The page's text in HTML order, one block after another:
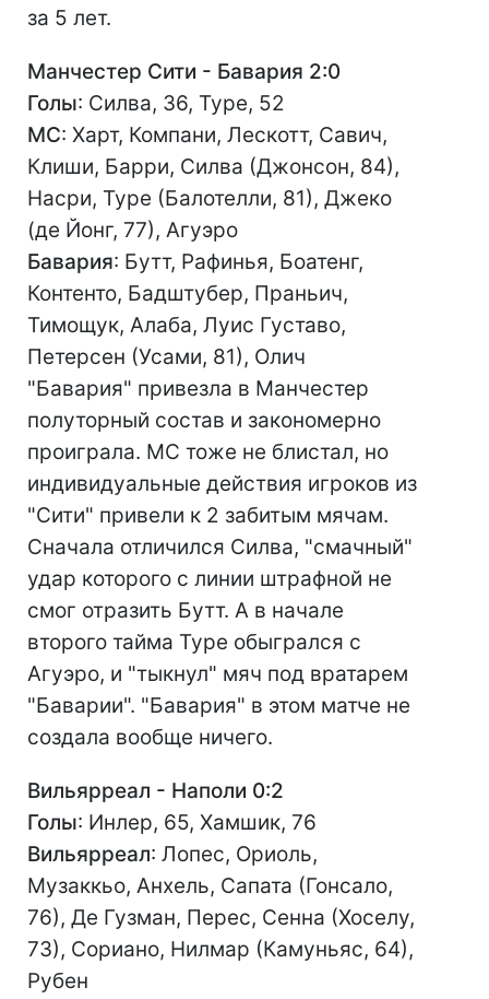
за 5 лет.
Манчестер Сити - Бавария 2:0
Голы: Силва, 36, Туре, 52
МС: Харт, Компани, Лескотт, Савич,
Клиши, Барри, Силва (Джонсон, 84),
Насри, Туре (Балотелли, 81), Джеко
(де Йонг, 77), Агуэро
Бавария: Бутт, Рафинья, Боатенг,
Контенто, Бадштубер, Праньич,
Тимощук, Алаба, Луис Густаво,
Петерсен (Усами, 81), Олич
"Бавария" привезла в Манчестер
полуторный состав и закономерно
проиграла. МС тоже не блистал, но
индивидуальные действия игроков из
"Сити" привели к 2 забитым мячам.
Сначала отличился Силва, "смачный"
удар которого с линии штрафной не
смог отразить Бутт. А в начале
второго тайма Туре обыгрался с
Агуэро, и "тыкнул" мяч под вратарем
"Баварии". "Бавария" в этом матче не
создала вообще ничего.
Вильярреал - Наполи 0:2
Голы: Инлер, 65, Хамшик, 76
Вильярреал: Лопес, Ориоль,
Музаккьо, Анхель, Сапата (Гонсало,
76), Де Гузман, Перес, Сенна (Хоселу,
73), Сориано, Нилмар (Камуньяс, 64),
Рубен